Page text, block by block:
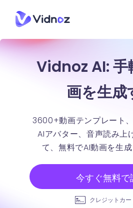
Vidnoz AI: 手
画を生成
3600+動画テンプレート
AIアバター、音声読み上
て、無料でAI動画を生
今すぐ無料で
クレジットカー